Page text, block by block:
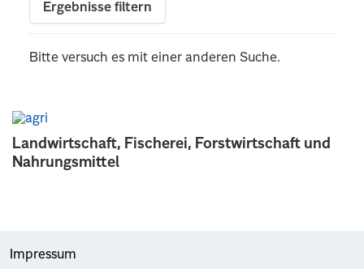
Landwirtschaft, Fischerei, Forstwirtschaft und
Nahrungsmittel
Ergebnisse filtern
Bitte versuch es mit einer anderen Suche.
Impressum